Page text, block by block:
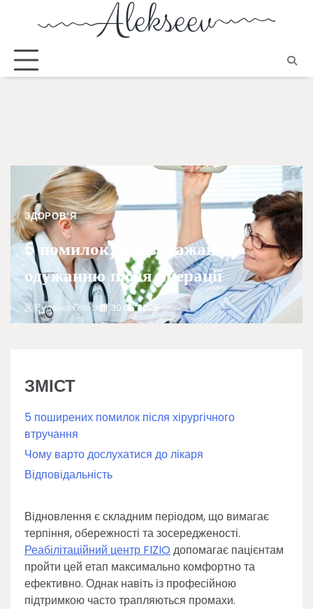
ЗДОРОВ'Я
5 помилок, які заважають
одужанню після операції
Руденко Олеся 30.06.2025
ЗМІСТ
5 поширених помилок після хірургічного
втручання
Чому варто дослухатися до лікаря
Відповідальність
Відновлення є складним періодом, що вимагає
терпіння, обережності та зосередженості.
Реабілітаційний центр FIZIO допомагає пацієнтам
пройти цей етап максимально комфортно та
ефективно. Однак навіть із професійною
підтримкою часто трапляються промахи.